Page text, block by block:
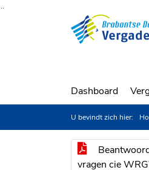
Ga naar de inhoud van deze pagina
Dashboard
U bevindt zich hier:
vragen cie